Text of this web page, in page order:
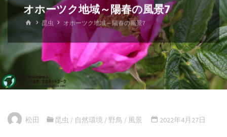
プ
オホーツク地域～陽春の風景7
ホ 昆虫 オホーツク地域～陽春の風景7
松田 昆虫 / 自然環境 / 野鳥 / 風景 2022年4月27日